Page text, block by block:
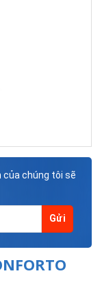
của chúng tôi sẽ